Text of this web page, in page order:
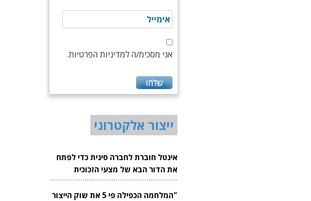
אני מסכימ/ה למדיניות הפרטיות.
ייצור אלקטרוני
אינטל חוברת לחברה סינית כדי לפתח
את הדור הבא של מצעי הזכוכית
לשבבים
"המלחמה הכפילה פי 5 את שוק הייצור